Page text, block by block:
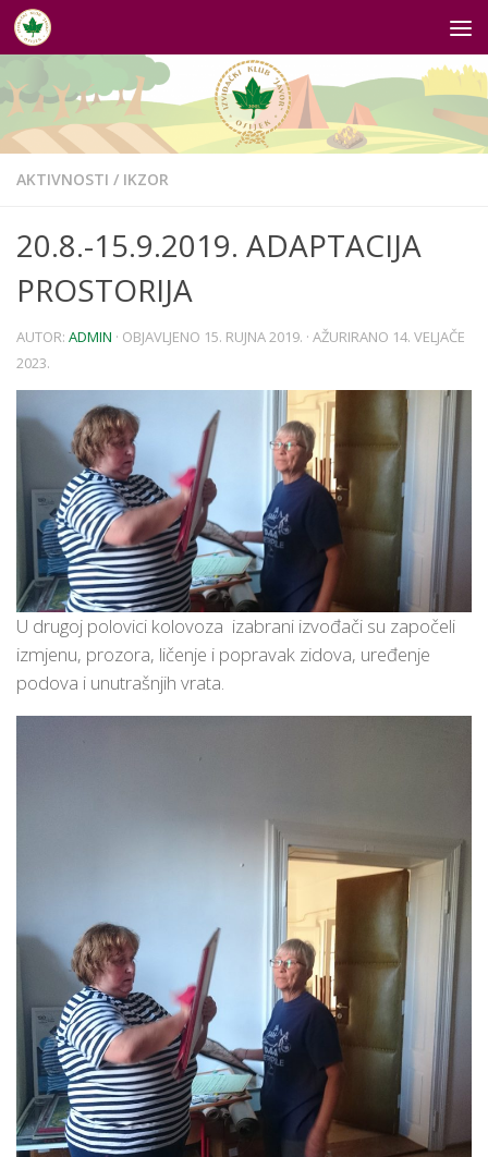
Skip to content
AKTIVNOSTI / IKZOR
20.8.-15.9.2019. ADAPTACIJA
PROSTORIJA
AUTOR: ADMIN · OBJAVLJENO 15. RUJNA 2019. · AŽURIRANO 14. VELJAČE
2023.
U drugoj polovici kolovoza izabrani izvođači su započeli
izmjenu, prozora, ličenje i popravak zidova, uređenje
podova i unutrašnjih vrata.